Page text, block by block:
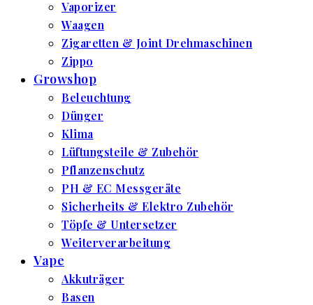
Vaporizer
Waagen
Zigaretten & Joint Drehmaschinen
Zippo
Growshop
Beleuchtung
Dünger
Klima
Lüftungsteile & Zubehör
Pflanzenschutz
PH & EC Messgeräte
Sicherheits & Elektro Zubehör
Töpfe & Untersetzer
Weiterverarbeitung
Vape
Akkuträger
Basen